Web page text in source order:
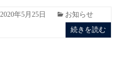
2020年5月25日
お知らせ
続きを読む